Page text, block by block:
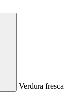
Verdura fresca